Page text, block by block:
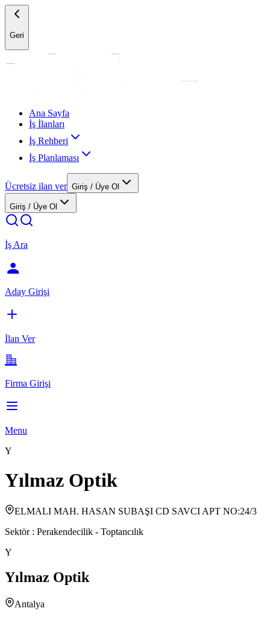
Geri
Ana Sayfa
İş İlanları
İş Rehberi
İş Planlaması
Ücretsiz ilan ver Giriş / Üye Ol
Giriş / Üye Ol
İş Ara
Aday Girişi
İlan Ver
Firma Girişi
Menu
Y
Yılmaz Optik
ELMALI MAH. HASAN SUBAŞI CD SAVCI APT NO:24/3
Sektör : Perakendecilik - Toptancılık
Y
Yılmaz Optik
Antalya